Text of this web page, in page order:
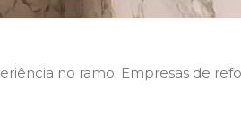
no ramo. Empresas de